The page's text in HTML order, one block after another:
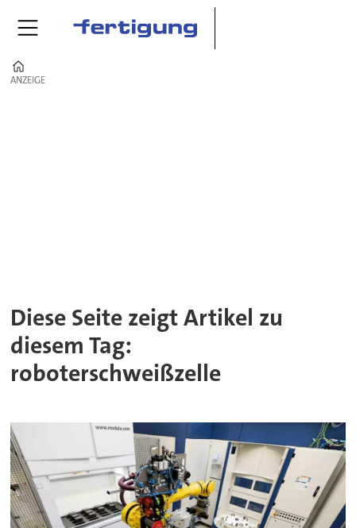
ANZEIGE
ANZEIGE
Diese Seite zeigt Artikel zu
diesem Tag:
roboterschweißzelle